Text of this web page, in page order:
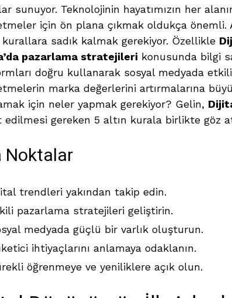
sunuyor. Teknolojinin hayatımızın her
için ön plana çıkmak oldukça
sadık kalmak gerekiyor. Özellikle
pazarlama stratejileri konusunda bilgi
doğru kullanarak sosyal medyada
marka değerlerini artırmalarına
için neler yapmak gerekiyor? Gelin,
edilmesi gereken 5 altın kurala birlikte göz
Noktalar
trendleri yakından takip edin.
pazarlama stratejileri geliştirin.
medyada güçlü bir varlık oluşturun.
ihtiyaçlarını anlamaya odaklanın.
öğrenmeye ve yeniliklere açık olun.